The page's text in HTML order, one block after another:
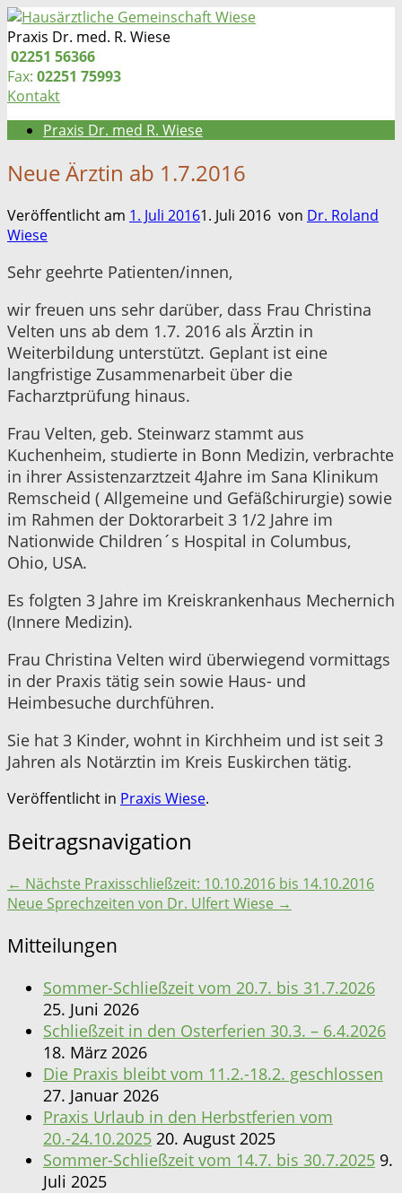
Zum
Inhalt
springen
Praxis Dr. med. R. Wiese
Telefon:
02251 56366
Fax: 02251 75993
Kontakt
Praxis Dr. med R. Wiese
Neue Ärztin ab 1.7.2016
Veröffentlicht am 1. Juli 20161. Juli 2016 von Dr. Roland
Wiese
Sehr geehrte Patienten/innen,
wir freuen uns sehr darüber, dass Frau Christina
Velten uns ab dem 1.7. 2016 als Ärztin in
Weiterbildung unterstützt. Geplant ist eine
langfristige Zusammenarbeit über die
Facharztprüfung hinaus.
Frau Velten, geb. Steinwarz stammt aus
Kuchenheim, studierte in Bonn Medizin, verbrachte
in ihrer Assistenzarztzeit 4Jahre im Sana Klinikum
Remscheid ( Allgemeine und Gefäßchirurgie) sowie
im Rahmen der Doktorarbeit 3 1/2 Jahre im
Nationwide Children´s Hospital in Columbus,
Ohio, USA.
Es folgten 3 Jahre im Kreiskrankenhaus Mechernich
(Innere Medizin).
Frau Christina Velten wird überwiegend vormittags
in der Praxis tätig sein sowie Haus- und
Heimbesuche durchführen.
Sie hat 3 Kinder, wohnt in Kirchheim und ist seit 3
Jahren als Notärztin im Kreis Euskirchen tätig.
Veröffentlicht in Praxis Wiese.
Beitragsnavigation
← Nächste Praxisschließzeit: 10.10.2016 bis 14.10.2016
Neue Sprechzeiten von Dr. Ulfert Wiese →
Mitteilungen
Sommer-Schließzeit vom 20.7. bis 31.7.2026
25. Juni 2026
Schließzeit in den Osterferien 30.3. – 6.4.2026
18. März 2026
Die Praxis bleibt vom 11.2.-18.2. geschlossen
27. Januar 2026
Praxis Urlaub in den Herbstferien vom
20.-24.10.2025 20. August 2025
Sommer-Schließzeit vom 14.7. bis 30.7.2025 9.
Juli 2025